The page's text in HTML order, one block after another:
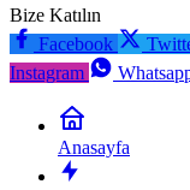
Bize Katılın
Facebook
Instagram
Anasayfa